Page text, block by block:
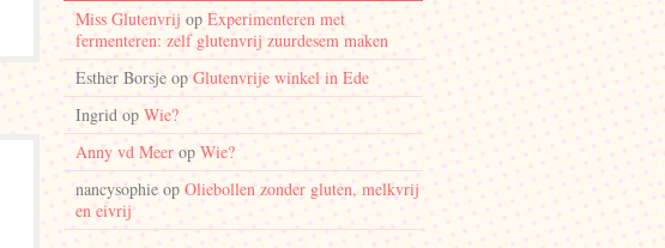
Miss Glutenvrij op Experimenteren met
fermenteren: zelf glutenvrij zuurdesem maken
Esther Borsje op Glutenvrije winkel in Ede
Ingrid op Wie?
Anny vd Meer op Wie?
nancysophie op Oliebollen zonder gluten, melkvrij
en eivrij